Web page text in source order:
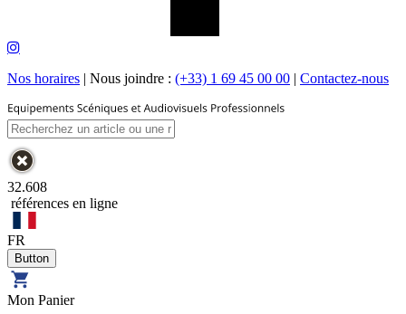
Nos horaires | Nous joindre : (+33) 1 69 45 00 00 | Contactez-nous
32.608
références en ligne
FR
Mon Panier